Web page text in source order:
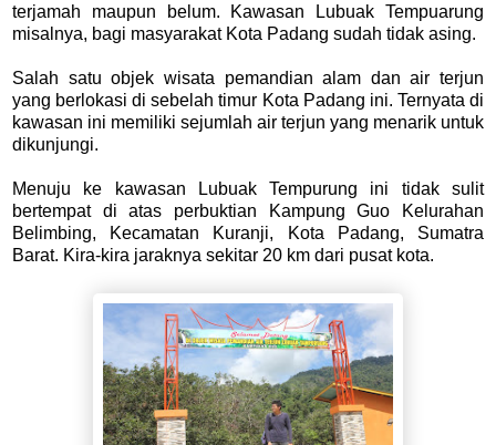
terjamah maupun belum. Kawasan Lubuak Tempuarung
misalnya, bagi masyarakat Kota Padang sudah tidak asing.
Salah satu objek wisata pemandian alam dan air terjun
yang berlokasi di sebelah timur Kota Padang ini. Ternyata di
kawasan ini memiliki sejumlah air terjun yang menarik untuk
dikunjungi.
Menuju ke kawasan Lubuak Tempurung ini tidak sulit
bertempat di atas perbuktian Kampung Guo Kelurahan
Belimbing, Kecamatan Kuranji, Kota Padang, Sumatra
Barat. Kira-kira jaraknya sekitar 20 km dari pusat kota.